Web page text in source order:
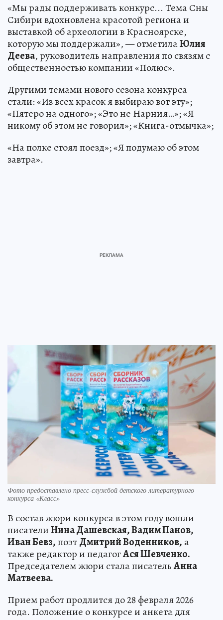
«Мы рады поддерживать конкурс... Тема Сны
Сибири вдохновлена красотой региона и
выставкой об археологии в Красноярске,
которую мы поддержали», — отметилаЮлия
Деева, руководитель направления по связям с
общественностью компании «Полюс».
Другими темами нового сезона конкурса
стали: «Из всех красок я выбираю вот эту»;
«Пятеро на одного»; «Это не Нарния…»; «Я
никому об этом не говорил»; «Книга-отмычка»;
«На полке стоял поезд»; «Я подумаю об этом
завтра».
Фото предоставлено пресс-службой детского литературного
конкурса «Класс»
В состав жюри конкурса в этом году вошли
писателиНина Дашевская, Вадим Панов,
Иван Бевз,поэтДмитрий Воденников, а
также редактор и педагогАся Шевченко.
Председателем жюри стала писательАнна
Матвеева.
Прием работ продлится до 28 февраля 2026
года. Положение о конкурсе и анкета для